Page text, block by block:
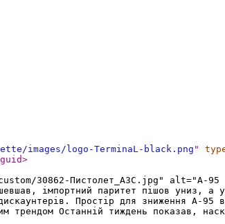
images/logo-TerminaL-black.png"
>
30862-Пистолет_АЗС.jpg" alt="А-95
імпортний паритет пішов униз, а
Простір для зниження А-95
трендом Останній тиждень показав,